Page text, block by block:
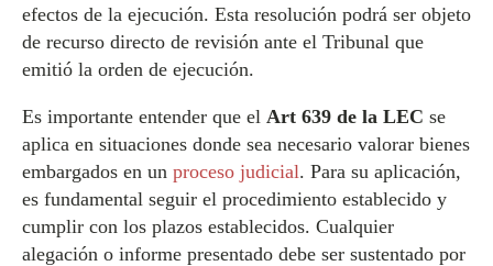
efectos de la ejecución. Esta resolución podrá ser objeto
de recurso directo de revisión ante el Tribunal que
emitió la orden de ejecución.
Es importante entender que el Art 639 de la LEC se
aplica en situaciones donde sea necesario valorar bienes
embargados en un proceso judicial. Para su aplicación,
es fundamental seguir el procedimiento establecido y
cumplir con los plazos establecidos. Cualquier
alegación o informe presentado debe ser sustentado por